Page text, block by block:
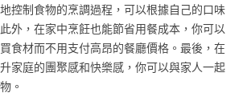
控制食物的烹調過程，可以根據自己的口味
外，在家中烹飪也能節省用餐成本，你可以
食材而不用支付高昂的餐廳價格。最後，在
家庭的團聚感和快樂感，你可以與家人一起
。